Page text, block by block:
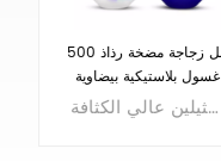
500 مل زجاجة مضخة رذاذ
غسول بلاستيكية بيضاوية
للشامبو
سعة كبيرة: 500 مل، رأس مضخة رش، سهلة الاستخدام. مادة البولي ايثيلين عالي الكثافة